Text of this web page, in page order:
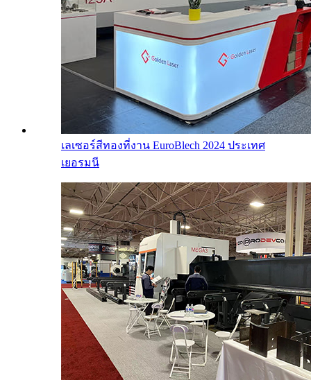
เลเซอร์สีทองที่งาน EuroBlech 2024 ประเทศ
เยอรมนี